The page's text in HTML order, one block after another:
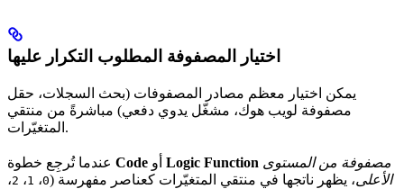
اختيار المصفوفة المطلوب التكرار عليها
يمكن اختيار معظم مصادر المصفوفات (بحث السجلات، حقل
مصفوفة لويب هوك، مشغّل يدوي دفعي) مباشرةً من منتقي
المتغيّرات.
Code Logic Function مصفوفة من المستوى
الأعلى، يظهر ناتجها في منتقي المتغيّرات كعناصر مفهرسة (0، 1، 2،